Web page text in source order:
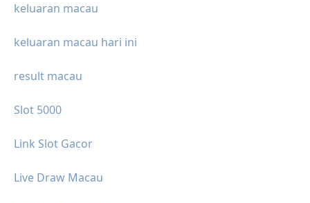
keluaran macau
keluaran macau hari ini
result macau
Slot 5000
Link Slot Gacor
Live Draw Macau